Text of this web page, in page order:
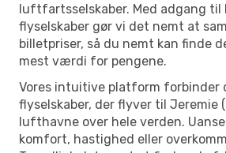
luftfartsselskaber. Med adgang
flyselskaber gør vi det nemt at
billetpriser, så du nemt kan finde
mest værdi for pengene.
Vores intuitive platform forbinder
flyselskaber, der flyver til Jeremie
lufthavne over hele verden.
komfort, hastighed eller